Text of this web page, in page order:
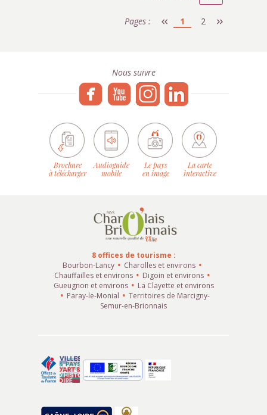
Pages : 1 2
Nous suivre
Brochure
à télécharger
Audioguide
mobile
Le pays
en image
La carte
interactive
8 offices de tourisme :
Bourbon-Lancy
Charolles et environs
Chauffailles et environs
Digoin et environs
Gueugnon et environs
La Clayette et environs
Paray-le-Monial
Territoires de Marcigny-
Semur-en-Brionnais